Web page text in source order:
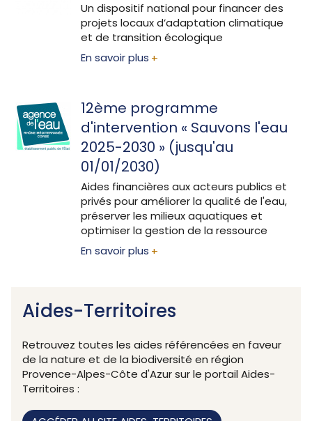
Un dispositif national pour financer des
projets locaux d’adaptation climatique
et de transition écologique
En savoir plus
12ème programme
d'intervention « Sauvons l'eau
2025-2030 » (jusqu'au
01/01/2030)
Aides financières aux acteurs publics et
privés pour améliorer la qualité de l'eau,
préserver les milieux aquatiques et
optimiser la gestion de la ressource
En savoir plus
Aides-Territoires
Retrouvez toutes les aides référencées en faveur
de la nature et de la biodiversité en région
Provence-Alpes-Côte d'Azur sur le portail Aides-
Territoires :